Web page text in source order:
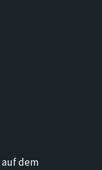
dem